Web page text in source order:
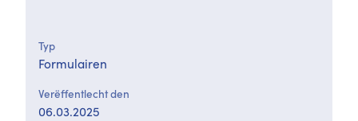
Typ
Formulairen
Verëffentlecht den
06.03.2025